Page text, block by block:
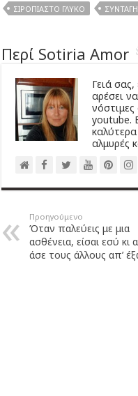
ΣΙΡΟΠΙΑΣΤΌ ΓΛΥΚΌ
ΣΥΝΤΑΓΉ
Περί Sotiria Amor
Γειά
αρέσει
youtube.
αλμυρές
Προηγούμενο
Όταν παλεύεις με μια
ασθένεια, είσαι εσύ κι
άσε τους άλλους απ’